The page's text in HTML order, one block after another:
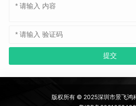
版权所有 © 2025深圳市景飞鸿